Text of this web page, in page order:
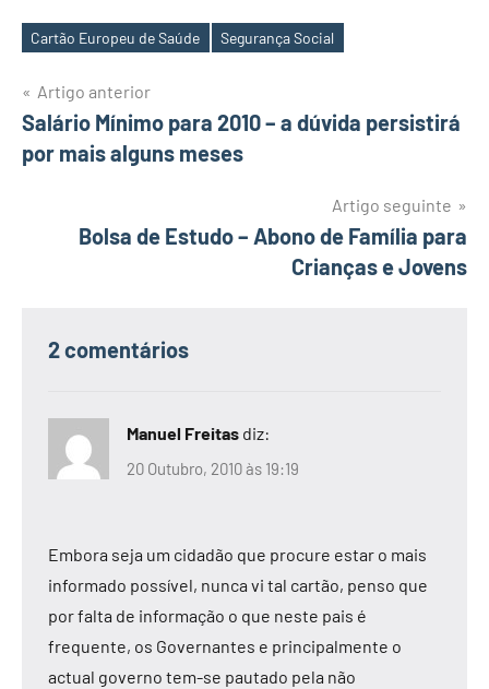
Etiquetas
Cartão Europeu de Saúde Segurança Social
Navegação
de
Artigo anterior
Salário Mínimo para 2010 – a dúvida persistirá
por mais alguns meses
Artigo seguinte
Bolsa de Estudo – Abono de Família para
Crianças e Jovens
2 comentários
Manuel Freitas diz:
20 Outubro, 2010 às 19:19
Embora seja um cidadão que procure estar o mais
informado possível, nunca vi tal cartão, penso que
por falta de informação o que neste pais é
frequente, os Governantes e principalmente o
actual governo tem-se pautado pela não